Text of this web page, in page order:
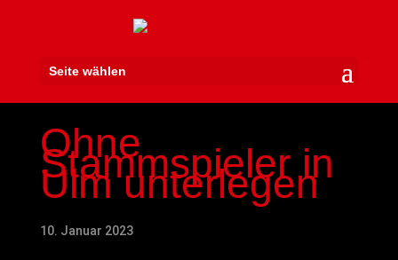
Seite wählen
Ohne
Stammspieler in
Ulm unterlegen
10. Januar 2023